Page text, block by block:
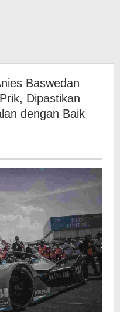
Baswedan
Dipastikan
dengan Baik